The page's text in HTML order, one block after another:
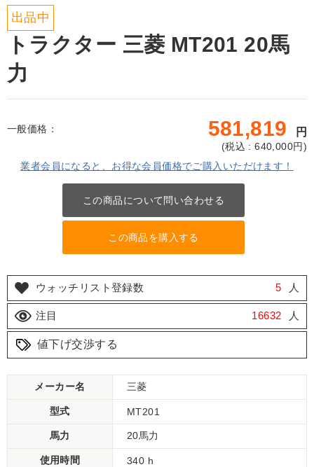
出品中
トラクター 三菱 MT201 20馬
力
一般価格： 581,819 円
(税込 : 640,000円)
業者会員になると、お得な会員価格でご購入いただけます！
この商品について問い合わせる
この商品を購入する
ウォッチリスト登録数 5 人
注目 16632 人
値下げ交渉する
メーカー名 三菱
型式 MT201
馬力 20馬力
使用時間 340 h